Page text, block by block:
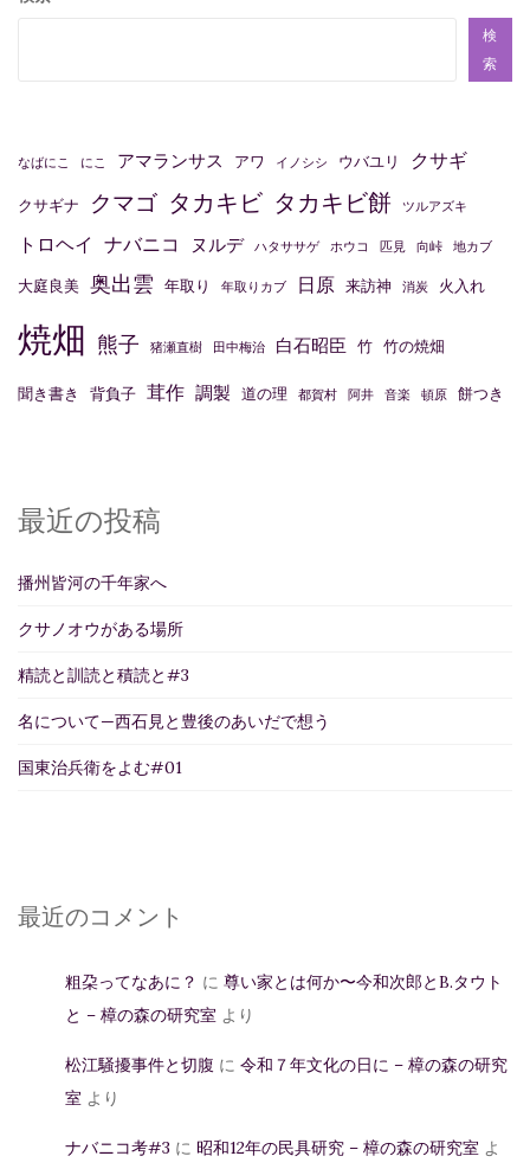
ン
検
索
なばにこ にこ アマランサス アワ イノシシ ウバユリ クサギ
クサギナ クマゴ タカキビ タカキビ餅 ツルアズキ
トロヘイ ナバニコ ヌルデ ハタササゲ ホウコ 匹見 向峠 地カブ
大庭良美 奥出雲 年取り 年取りカブ 日原 来訪神 消炭 火入れ
焼畑 熊子 猪瀬直樹 田中梅治 白石昭臣 竹 竹の焼畑
聞き書き 背負子 茸作 調製 道の理 都賀村 阿井 音楽 頓原 餅つき
最近の投稿
播州皆河の千年家へ
クサノオウがある場所
精読と訓読と積読と#3
名について—西石見と豊後のあいだで想う
国東治兵衛をよむ#01
最近のコメント
粗朶ってなあに？ に 尊い家とは何か〜今和次郎とB.タウト
と – 樟の森の研究室 より
松江騒擾事件と切腹 に 令和７年文化の日に – 樟の森の研究
室 より
ナバニコ考#3 に 昭和12年の民具研究 – 樟の森の研究室 よ